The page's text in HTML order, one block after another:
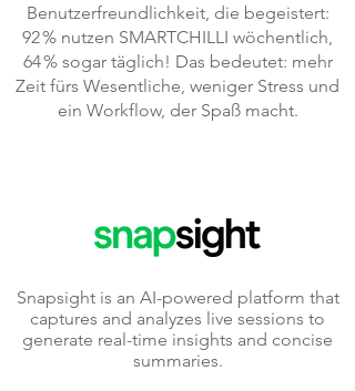
Benutzerfreundlichkeit, die begeistert:
92 % nutzen SMARTCHILLI wöchentlich,
64 % sogar täglich! Das bedeutet: mehr
Zeit fürs Wesentliche, weniger Stress und
ein Workflow, der Spaß macht.
Snapsight is an AI-powered platform that
captures and analyzes live sessions to
generate real-time insights and concise
summaries.